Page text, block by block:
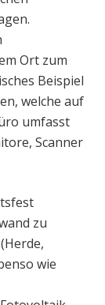
Ort zum
Beispiel
welche auf
umfasst
Scanner
zu
wie